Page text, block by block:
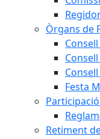
Òrgans de
Festa
Retiment